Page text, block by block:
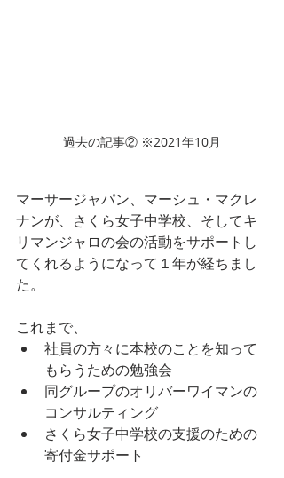
過去の記事② ※2021年10月
マーサージャパン、マーシュ・マクレ
ナンが、さくら女子中学校、そしてキ
リマンジャロの会の活動をサポートし
てくれるようになって１年が経ちまし
た。
これまで、
社員の方々に本校のことを知って
もらうための勉強会
同グループのオリバーワイマンの
コンサルティング
さくら女子中学校の支援のための
寄付金サポート